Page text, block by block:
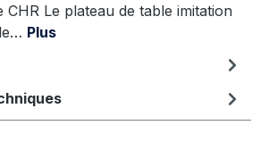
Le plateau de table imitation
Plus